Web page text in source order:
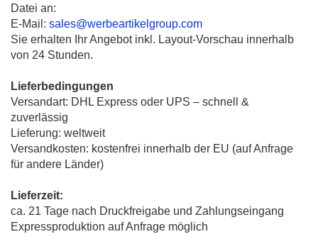
Datei an:
E-Mail: sales@werbeartikelgroup.com
Sie erhalten Ihr Angebot inkl. Layout-Vorschau innerhalb
von 24 Stunden.
Lieferbedingungen
Versandart: DHL Express oder UPS – schnell &
zuverlässig
Lieferung: weltweit
Versandkosten: kostenfrei innerhalb der EU (auf Anfrage
für andere Länder)
Lieferzeit:
ca. 21 Tage nach Druckfreigabe und Zahlungseingang
Expressproduktion auf Anfrage möglich